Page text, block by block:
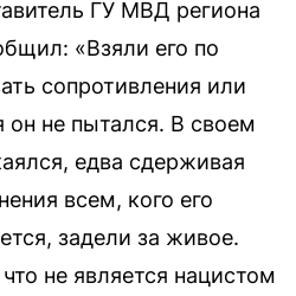
ГУ МВД региона
«Взяли его по
сопротивления или
он не пытался. В своем
едва сдерживая
всем, кого его
задели за живое.
не является нацистом